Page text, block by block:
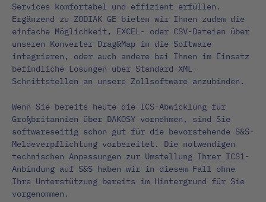
Services komfortabel und effizient erfüllen.
Ergänzend zu ZODIAK GE bieten wir Ihnen zudem die
einfache Möglichkeit, EXCEL- oder CSV-Dateien über
unseren Konverter Drag&Map in die Software
integrieren, oder auch andere bei Ihnen im Einsatz
befindliche Lösungen über Standard-XML-
Schnittstellen an unsere Zollsoftware anzubinden.
Wenn Sie bereits heute die ICS-Abwicklung für
Großbritannien über DAKOSY vornehmen, sind Sie
softwareseitig schon gut für die bevorstehende S&S-
Meldeverpflichtung vorbereitet. Die notwendigen
technischen Anpassungen zur Umstellung Ihrer ICS1-
Anbindung auf S&S haben wir in diesem Fall ohne
Ihre Unterstützung bereits im Hintergrund für Sie
vorgenommen.